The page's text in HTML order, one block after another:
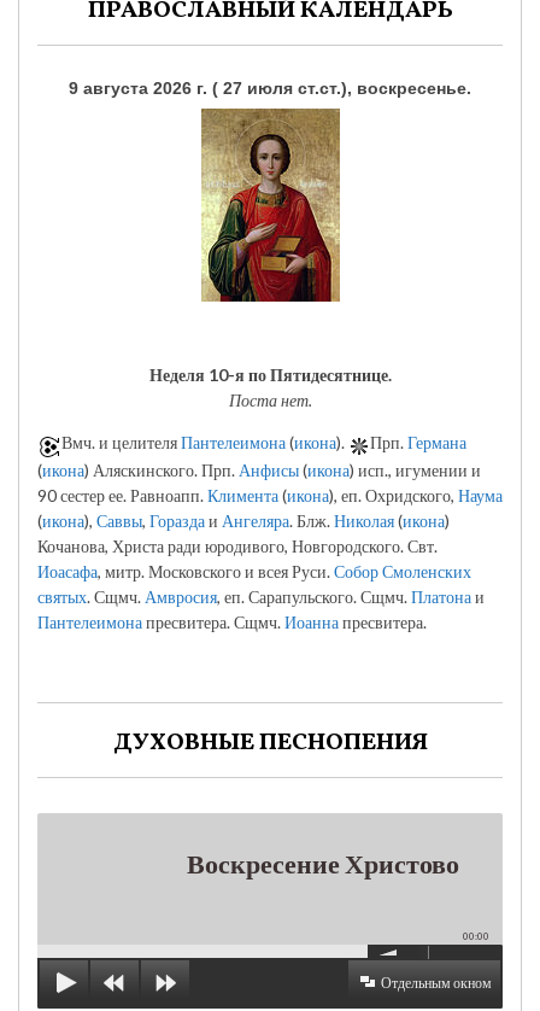
ПРАВОСЛАВНЫЙ КАЛЕНДАРЬ
9 августа 2026 г. ( 27 июля ст.ст.), воскресенье.
Неделя 10-я по Пятидесятнице.
Поста нет.
Вмч. и целителяПантелеимона(икона). Прп.Германа
(икона) Аляскинского. Прп.Анфисы(икона) исп., игумении и
90 сестер ее. Равноапп.Климента(икона), еп. Охридского, Наума
(икона), Саввы, Гораздаи Ангеляра. Блж.Николая(икона)
Кочанова, Христа ради юродивого, Новгородского. Свт.
Иоасафа, митр. Московского и всея Руси.Собор Смоленских
святых. Сщмч.Амвросия, еп. Сарапульского. Сщмч.Платонаи
Пантелеимонапресвитера. Сщмч.Иоаннапресвитера.
ДУХОВНЫЕ ПЕСНОПЕНИЯ
Воскресение Христово
00:00
Отдельным окном